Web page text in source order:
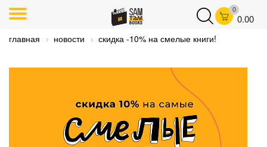
0
0.00
главная новости скидка -10% на смелые книги!